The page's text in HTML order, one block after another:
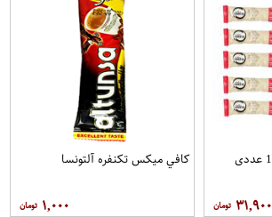
۳۱,۹۰۰
کافي ميکس تکنفره آلتونسا
۱,۰۰۰